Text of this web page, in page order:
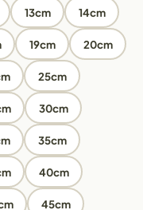
13cm 14cm
19cm 20cm
25cm
30cm
35cm
40cm
45cm